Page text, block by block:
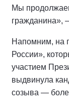
Мы
гражданина»,
Напомним, на
России»,
участием
выдвинула
созыва —